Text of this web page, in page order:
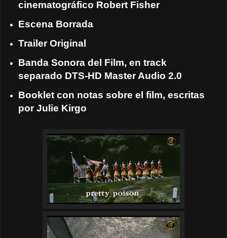
cinematográfico Robert Fisher
Escena Borrada
Trailer Original
Banda Sonora del Film, en track
separado DTS-HD Master Audio 2.0
Booklet con notas sobre el film, escritas
por Julie Kirgo